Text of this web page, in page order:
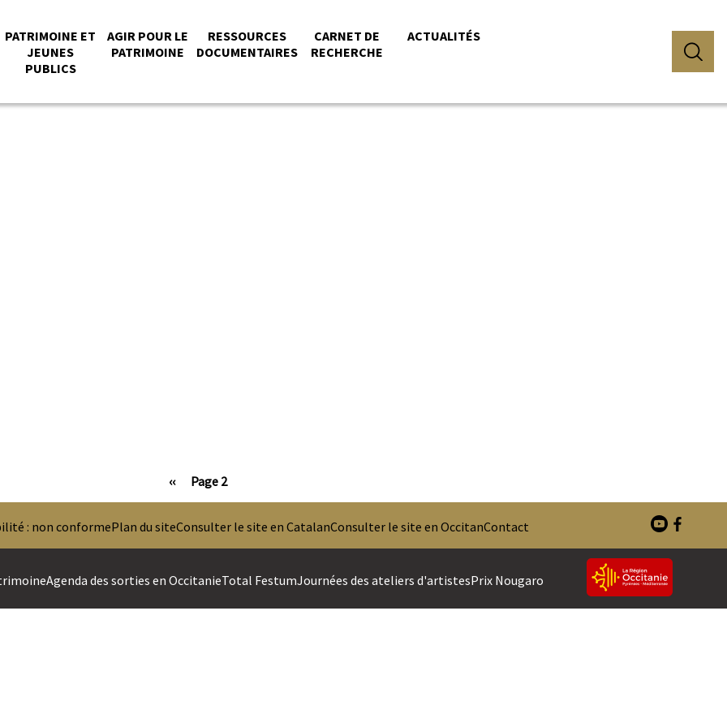
PATRIMOINE ET
JEUNES
PUBLICS
AGIR POUR LE
PATRIMOINE
RESSOURCES
DOCUMENTAIRES
CARNET DE
RECHERCHE
ACTUALITÉS
Page
‹‹ Page 2
: non conformePlan du siteConsulter le site en CatalanConsulter le site en OccitanContact
Agenda des sorties en OccitanieTotal FestumJournées des ateliers d'artistesPrix Nougaro